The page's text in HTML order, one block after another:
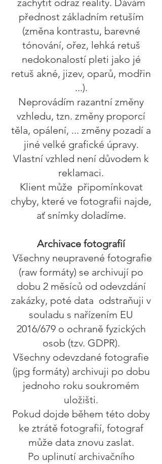
zachytit odraz reality. Dávám
přednost základním retuším
(změna kontrastu, barevné
tónování, ořez, lehká retuš
nedokonalostí pleti jako jé
retuš akné, jizev, oparů, modřin
...).
Neprovádím razantní změny
vzhledu, tzn. změny proporcí
těla, opálení, ... změny pozadí a
jiné velké grafické úpravy.
Vlastní vzhled není důvodem k
reklamaci.
Klient může připomínkovat
chyby, které ve fotografii najde,
ať snímky doladíme.
Archivace fotografií
Všechny neupravené fotografie
(raw formáty) se archivují po
dobu 2 měsíců od odevzdání
zakázky, poté data odstraňuji v
souladu s nařízením EU
2016/679 o ochraně fyzických
osob (tzv. GDPR).
Všechny odevzdané fotografie
(jpg formáty) archivuji po dobu
jednoho roku soukromém
uložišti.
Pokud dojde během této doby
ke ztrátě fotografií, fotograf
může data znovu zaslat.
Po uplinutí archivačního